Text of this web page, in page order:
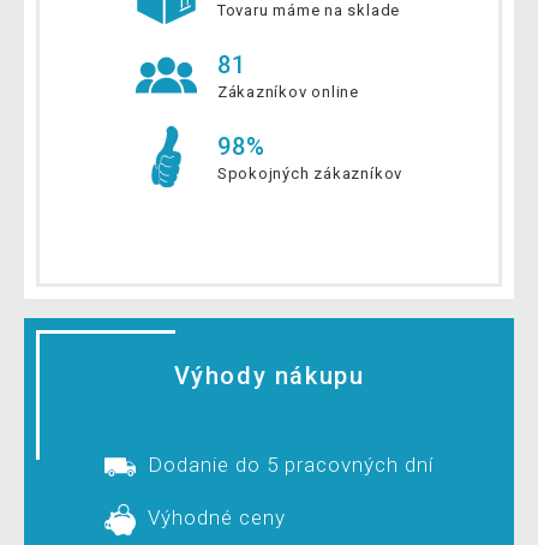
Tovaru máme na sklade
81
Zákazníkov online
98%
Spokojných zákazníkov
Výhody nákupu
Dodanie do 5 pracovných dní
Výhodné ceny